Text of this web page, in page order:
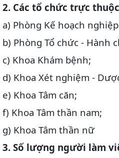
2. Các tổ chức trực thuộc
a) Phòng Kế hoạch
b) Phòng Tổ chức - Hành
c) Khoa Khám bệnh;
d) Khoa Xét nghiệm -
e) Khoa Tâm căn;
f) Khoa Tâm thần nam;
g) Khoa Tâm thần nữ
3. Số lượng người làm